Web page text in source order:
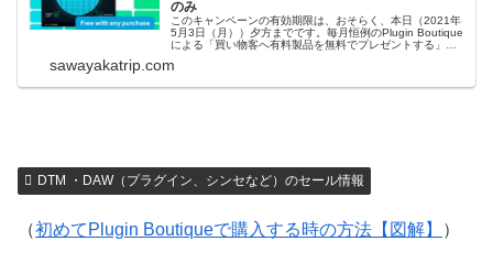
のみ
このキャンペーンの有効期限は、おそらく、本日（2021年
5月3日（月））夕方までです。毎月恒例のPlugin Boutique
による「買い物客へ有料製品を無料でプレゼントする」企
『LEVELS』 が無料でもらえます。LE...
sawayakatrip.com
DTM ・DAW（プラグイン、シンセなど）のセール情報
（初めてPlugin Boutiqueで購入する時の方法【図解】 ）